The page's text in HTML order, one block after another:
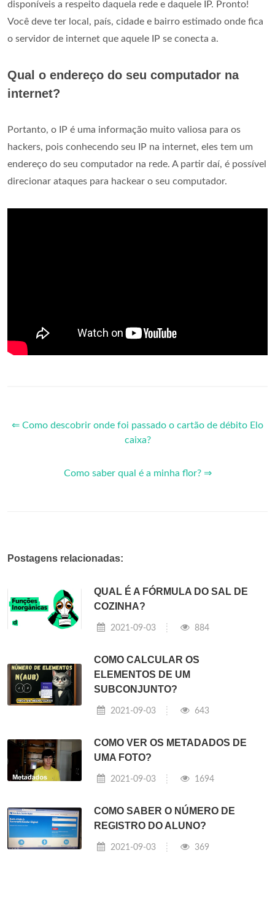
disponíveis a respeito daquela rede e daquele IP. Pronto!
Você deve ter local, país, cidade e bairro estimado onde fica
o servidor de internet que aquele IP se conecta a.
Qual o endereço do seu computador na
internet?
Portanto, o IP é uma informação muito valiosa para os
hackers, pois conhecendo seu IP na internet, eles tem um
endereço do seu computador na rede. A partir daí, é possível
direcionar ataques para hackear o seu computador.
⇐ Como descobrir onde foi passado o cartão de débito Elo
caixa?
Como saber qual é a minha flor? ⇒
Postagens relacionadas:
QUAL É A FÓRMULA DO SAL DE
COZINHA?
2021-09-03 884
COMO CALCULAR OS
ELEMENTOS DE UM
SUBCONJUNTO?
2021-09-03 643
COMO VER OS METADADOS DE
UMA FOTO?
2021-09-03 1694
COMO SABER O NÚMERO DE
REGISTRO DO ALUNO?
2021-09-03 369